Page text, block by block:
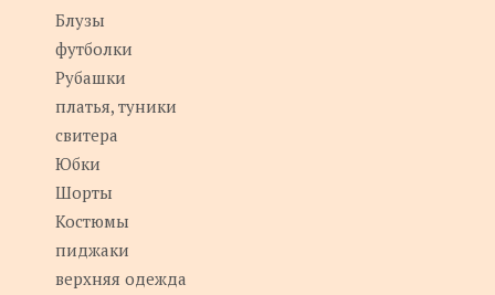
Блузы
футболки
Рубашки
платья, туники
свитера
Юбки
Шорты
Костюмы
пиджаки
верхняя одежда